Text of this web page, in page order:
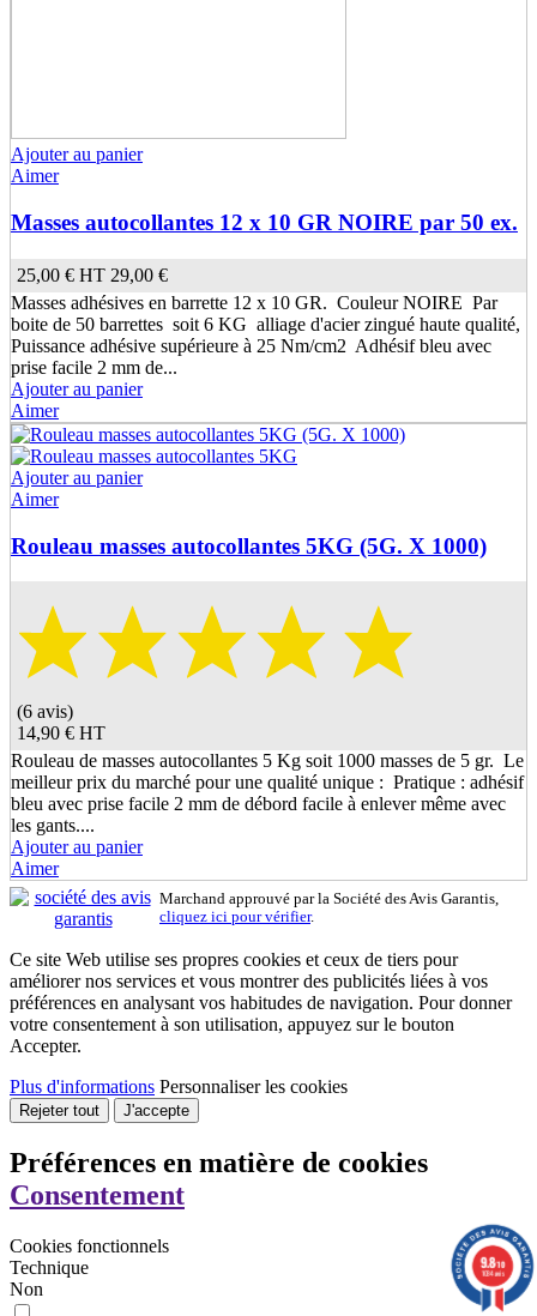
Ajouter au panier
Aimer
Masses autocollantes 12 x 10 GR NOIRE par 50 ex.
25,00 € HT 29,00 €
Masses adhésives en barrette 12 x 10 GR. Couleur NOIRE Par
boite de 50 barrettes soit 6 KG alliage d'acier zingué haute qualité,
Puissance adhésive supérieure à 25 Nm/cm2 Adhésif bleu avec
prise facile 2 mm de...
Ajouter au panier
Aimer
Ajouter au panier
Aimer
Rouleau masses autocollantes 5KG (5G. X 1000)
(6 avis)
14,90 € HT
Rouleau de masses autocollantes 5 Kg soit 1000 masses de 5 gr. Le
meilleur prix du marché pour une qualité unique : Pratique : adhésif
bleu avec prise facile 2 mm de débord facile à enlever même avec
les gants....
Ajouter au panier
Aimer
Marchand approuvé par la Société des Avis Garantis,
cliquez ici pour vérifier.
Ce site Web utilise ses propres cookies et ceux de tiers pour
améliorer nos services et vous montrer des publicités liées à vos
préférences en analysant vos habitudes de navigation. Pour donner
votre consentement à son utilisation, appuyez sur le bouton
Accepter.
Plus d'informations Personnaliser les cookies
Rejeter tout J'accepte
Préférences en matière de cookies
Consentement
Cookies fonctionnels
Technique
Non
9.8/10
1034 avis